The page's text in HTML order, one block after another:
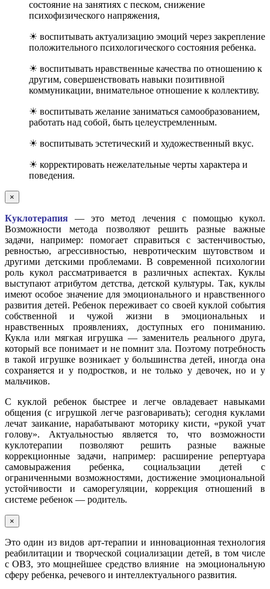
состояние на занятиях с песком, снижение
психофизического напряжения,
☀ воспитывать актуализацию эмоций через закрепление
положительного психологического состояния ребенка.
☀ воспитывать нравственные качества по отношению к
другим, совершенствовать навыки позитивной
коммуникации, внимательное отношение к коллективу.
☀ воспитывать желание заниматься самообразованием,
работать над собой, быть целеустремленным.
☀ воспитывать эстетический и художественный вкус.
☀ корректировать нежелательные черты характера и
поведения.
×
Куклотерапия — это метод лечения с помощью кукол.
Возможности метода позволяют решить разные важные
задачи, например: помогает справиться с застенчивостью,
ревностью, агрессивностью, невротическим шутовством и
другими детскими проблемами. В современной психологии
роль кукол рассматривается в различных аспектах. Куклы
выступают атрибутом детства, детской культуры. Так, куклы
имеют особое значение для эмоционального и нравственного
развития детей. Ребенок переживает со своей куклой события
собственной и чужой жизни в эмоциональных и
нравственных проявлениях, доступных его пониманию.
Кукла или мягкая игрушка — заменитель реального друга,
который все понимает и не помнит зла. Поэтому потребность
в такой игрушке возникает у большинства детей, иногда она
сохраняется и у подростков, и не только у девочек, но и у
мальчиков.
С куклой ребенок быстрее и легче овладевает навыками
общения (с игрушкой легче разговаривать); сегодня куклами
лечат заикание, нарабатывают моторику кисти, «рукой учат
голову». Актуальностью является то, что возможности
куклотерапии позволяют решить разные важные
коррекционные задачи, например: расширение репертуара
самовыражения ребенка, социальзации детей с
ограниченными возможностями, достижение эмоциональной
устойчивости и саморегуляции, коррекция отношений в
системе ребенок — родитель.
×
Это один из видов арт-терапии и инновационная технология
реабилитации и творческой социализации детей, в том числе
с ОВЗ, это мощнейшее средство влияние на эмоциональную
сферу ребенка, речевого и интеллектуального развития.